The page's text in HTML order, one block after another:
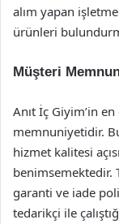
alım yapan
ürünleri
Müşteri
Anıt İç Giyim’in
memnuniyetidir.
hizmet kalitesi
benimsemektedir.
garanti ve iade
tedarikçi ile